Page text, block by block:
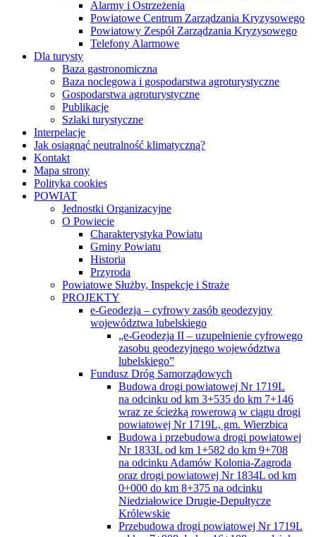
Alarmy i Ostrzeżenia
Powiatowe Centrum Zarządzania Kryzysowego
Powiatowy Zespół Zarządzania Kryzysowego
Telefony Alarmowe
Dla turysty
Baza gastronomiczna
Baza noclegowa i gospodarstwa agroturystyczne
Gospodarstwa agroturystyczne
Publikacje
Szlaki turystyczne
Interpelacje
Jak osiągnąć neutralność klimatyczną?
Kontakt
Mapa strony
Polityka cookies
POWIAT
Jednostki Organizacyjne
O Powiecie
Charakterystyka Powiatu
Gminy Powiatu
Historia
Przyroda
Powiatowe Służby, Inspekcje i Straże
PROJEKTY
e-Geodezja – cyfrowy zasób geodezyjny
województwa lubelskiego
„e-Geodezja II – uzupełnienie cyfrowego
zasobu geodezyjnego województwa
lubelskiego”
Fundusz Dróg Samorządowych
Budowa drogi powiatowej Nr 1719L
na odcinku od km 3+535 do km 7+146
wraz ze ścieżką rowerową w ciągu drogi
powiatowej Nr 1719L, gm. Wierzbica
Budowa i przebudowa drogi powiatowej
Nr 1833L od km 1+582 do km 9+708
na odcinku Adamów Kolonia-Zagroda
oraz drogi powiatowej Nr 1834L od km
0+000 do km 8+375 na odcinku
Niedziałowice Drugie-Depułtycze
Królewskie
Przebudowa drogi powiatowej Nr 1719L